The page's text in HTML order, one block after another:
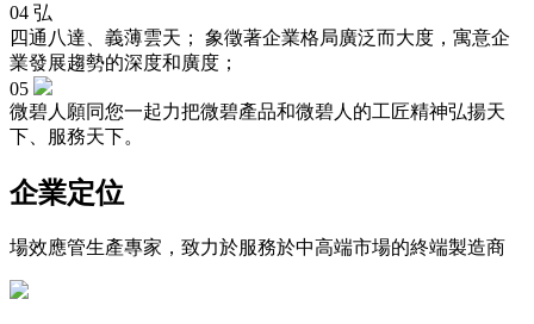
04 弘
四通八達、義薄雲天； 象徵著企業格局廣泛而大度，寓意企
業發展趨勢的深度和廣度；
05
微碧人願同您一起力把微碧產品和微碧人的工匠精神弘揚天
下、服務天下。
企業定位
場效應管生產專家，致力於服務於中高端市場的終端製造商